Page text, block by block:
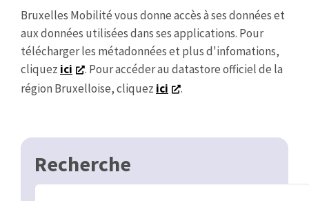
Bruxelles Mobilité vous donne accès à ses données et
aux données utilisées dans ses applications. Pour
télécharger les métadonnées et plus d'infomations,
cliquez ici
. Pour accéder au datastore officiel de la
région Bruxelloise, cliquez ici .
Recherche